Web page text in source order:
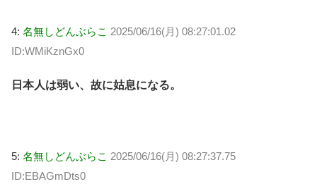
4: 名無しどんぶらこ 2025/06/16(月) 08:27:01.02
ID:WMiKznGx0
日本人は弱い、故に姑息になる。
5: 名無しどんぶらこ 2025/06/16(月) 08:27:37.75
ID:EBAGmDts0